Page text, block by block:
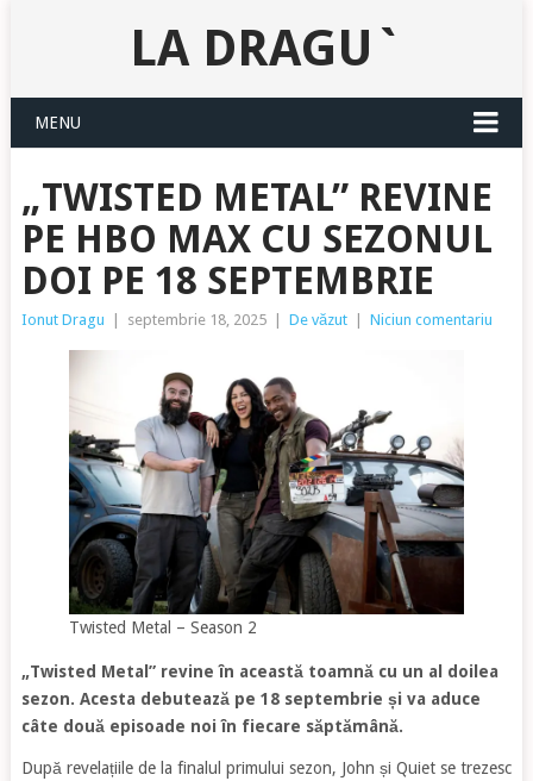
LA DRAGU`
MENU
„TWISTED METAL” REVINE
PE HBO MAX CU SEZONUL
DOI PE 18 SEPTEMBRIE
Ionut Dragu septembrie 18, 2025 De văzut Niciun comentariu
Twisted Metal – Season 2
„Twisted Metal” revine în această toamnă cu un al doilea
sezon. Acesta debutează pe 18 septembrie și va aduce
câte două episoade noi în fiecare săptămână.
După revelațiile de la finalul primului sezon, John și Quiet se trezesc